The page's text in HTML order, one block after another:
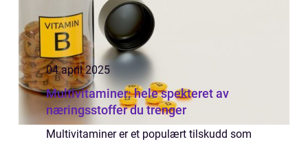
04 april 2025
Multivitaminer: hele spekteret av
næringsstoffer du trenger
Multivitaminer er et populært tilskudd som